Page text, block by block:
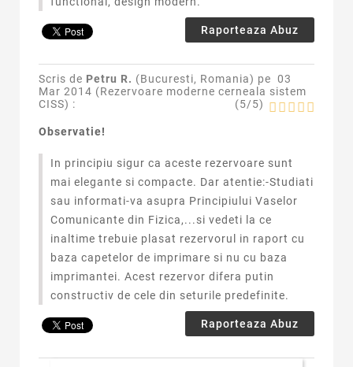
Raporteaza Abuz
Scris de Petru R. (Bucuresti, Romania) pe 03
Mar 2014 (Rezervoare moderne cerneala sistem
CISS) : (5/5)
Observatie!
In principiu sigur ca aceste rezervoare sunt
mai elegante si compacte. Dar atentie:-Studiati
sau informati-va asupra Principiului Vaselor
Comunicante din Fizica,...si vedeti la ce
inaltime trebuie plasat rezervorul in raport cu
baza capetelor de imprimare si nu cu baza
imprimantei. Acest rezervor difera putin
constructiv de cele din seturile predefinite.
Raporteaza Abuz